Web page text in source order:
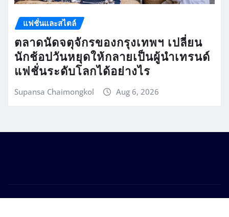
แฟชั่นและสไตล์
ตลาดนัดจตุจักรของกรุงเทพฯ เปลี่ยน
นักช้อปวันหยุดให้กลายเป็นผู้นำเทรนด์
แฟชั่นระดับโลกได้อย่างไร
Supansa Chaimongkol Aug 6, 2026